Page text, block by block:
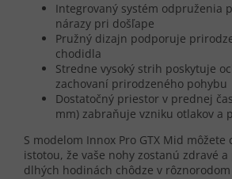
Integrovaný systém odpruženia
nárazy pri došľape
Pružný dizajn podporuje
chodidla
Stredne vysoký strih poskytuje
zachovaní prirodzeného pohybu
Dostatočný priestor v prednej
mm) zabraňuje vzniku otlakov a
S modelom Innox Pro GTX Mid
istotou, že vaše nohy zostanú zdravé
dlhých hodinách chôdze v